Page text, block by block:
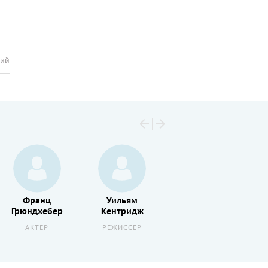
Франц
Грюндхебер
АКТЕР
Уильям
Кентридж
РЕЖИССЕР